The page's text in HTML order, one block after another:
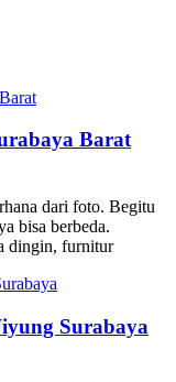
Barat
dari foto. Begitu
bisa berbeda.
dingin, furnitur
Surabaya